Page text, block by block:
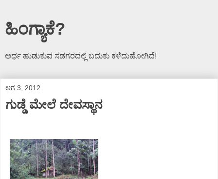
ಹಿಂಗ್ಯಾಕೆ?
ಅರ್ಥ ಹುಡುಕುವ ಸಡಗರದಲ್ಲಿ ಬದುಕು ಕಳೆದುಹೋಗಿದೆ!
ಆಗ 3, 2012
ಗುಡ್ಡೆ ಮೇಲೆ ದೇವಸ್ಥಾನ